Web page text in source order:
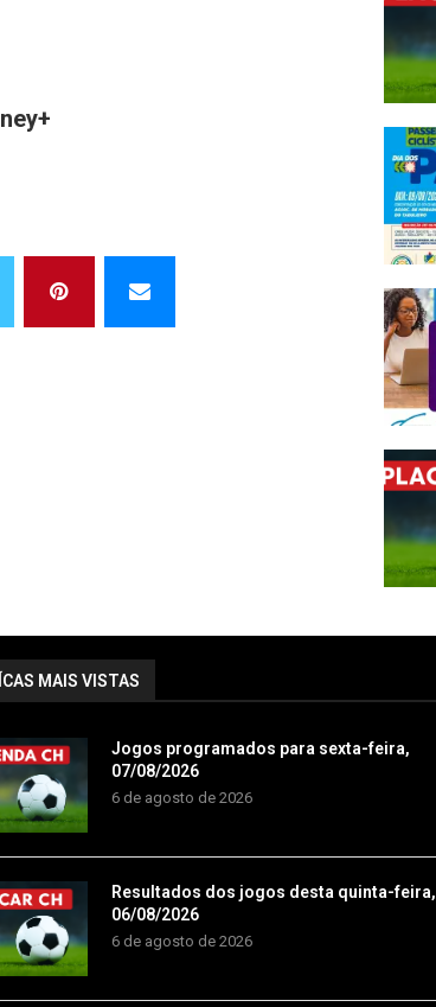
MAIS VISTAS
Jogos programados para sexta-feira,
07/08/2026
6 de agosto de 2026
Resultados dos jogos desta quinta-feira,
06/08/2026
6 de agosto de 2026